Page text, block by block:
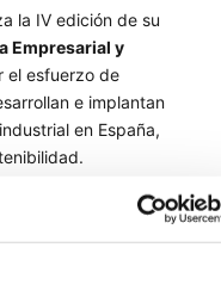
la IV edición de su
Empresarial y
el esfuerzo de
e implantan
en España,
que aportan valor
público,